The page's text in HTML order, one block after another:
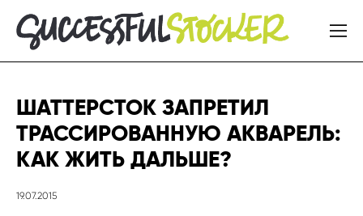
19.07.2015
ШАТТЕРСТОК ЗАПРЕТИЛ
ТРАССИРОВАННУЮ АКВАРЕЛЬ:
КАК ЖИТЬ ДАЛЬШЕ?